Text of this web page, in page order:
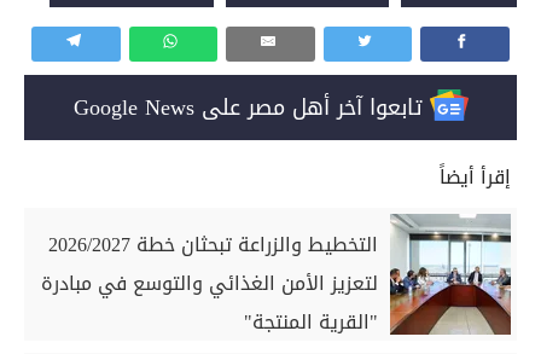
تابعوا آخر أهل مصر على Google News
إقرأ أيضاً
التخطيط والزراعة تبحثان خطة 2026/2027
لتعزيز الأمن الغذائي والتوسع في مبادرة
"القرية المنتجة"